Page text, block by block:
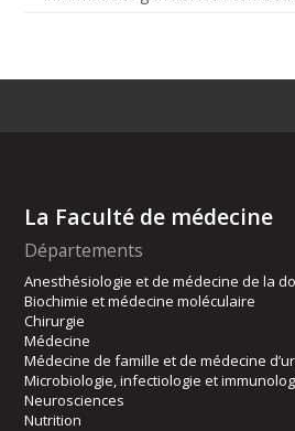
La Faculté de médecine
Départements
Anesthésiologie et de médecine de la
Biochimie et médecine moléculaire
Chirurgie
Médecine
Médecine de famille et de médecine
Microbiologie, infectiologie et
Neurosciences
Nutrition